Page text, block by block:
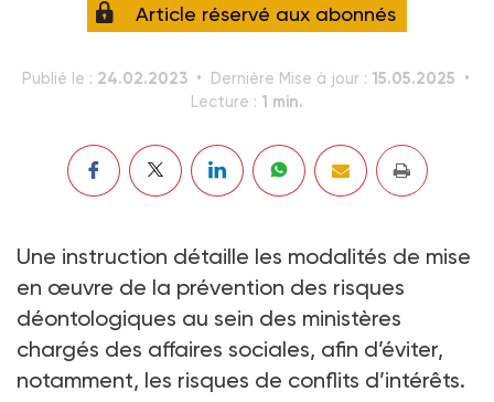
Article réservé aux abonnés
Publié le : 24.02.2023 Dernière Mise à jour : 15.05.2025
Lecture : 1 min.
Une instruction détaille les modalités de mise
en œuvre de la prévention des risques
déontologiques au sein des ministères
chargés des affaires sociales, afin d’éviter,
notamment, les risques de conflits d’intérêts.